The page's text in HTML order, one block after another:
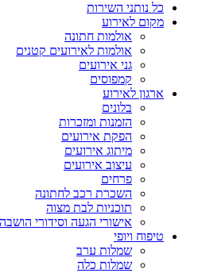
כל נותני השירות
מקום לאירוע
אולמות חתונה
אולמות לאירועים קטנים
גני אירועים
קמפוסים
ארגון לאירוע
בלונים
הזמנות ומזכרות
הפקת אירועים
מיתוג אירועים
עיצוב אירועים
פרחים
השכרת רכב לחתונה
תוכניות לבת מצוה
אישורי הגעה וסידורי הושבה
טיפוח ויופי
שמלות ערב
שמלות כלה